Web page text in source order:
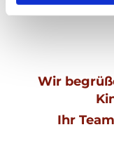
Wir
Ihr